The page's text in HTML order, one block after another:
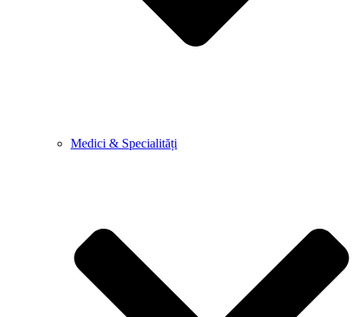
Medici & Specialități